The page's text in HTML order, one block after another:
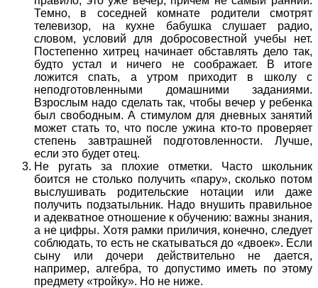
Темно, в соседней комнате родители смотрят
телевизор, на кухне бабушка слушает радио,
словом, условий для добросовестной учебы нет.
Постепенно хитрец начинает обставлять дело так,
будто устал и ничего не соображает. В итоге
ложится спать, а утром приходит в школу с
неподготовленными домашними заданиями.
Взрослым надо сделать так, чтобы вечер у ребенка
был свободным. А стимулом для дневных занятий
может стать то, что после ужина кто-то проверяет
степень завтрашней подготовленности. Лучше,
если это будет отец.
Не ругать за плохие отметки. Часто школьник
боится не столько получить «пару», сколько потом
выслушивать родительские нотации или даже
получить подзатыльник. Надо внушить правильное
и адекватное отношение к обучению: важны знания,
а не цифры. Хотя рамки приличия, конечно, следует
соблюдать, то есть не скатываться до «двоек». Если
сыну или дочери действительно не дается,
например, алгебра, то допустимо иметь по этому
предмету «тройку». Но не ниже.